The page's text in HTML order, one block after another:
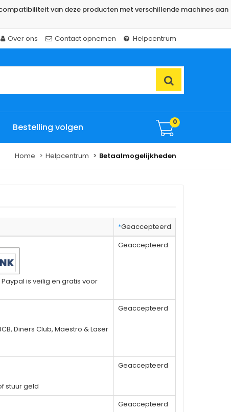
van deze producten met verschillende machines aan
Helpcentrum
Contact opnemen
Over ons
Bestelling volgen 0
Home Helpcentrum Betaalmogelijkheden
*Geaccepteerd
is veilig en gratis voor
Geaccepteerd
Diners Club, Maestro & Laser
Geaccepteerd
stuur geld
Geaccepteerd
Geaccepteerd